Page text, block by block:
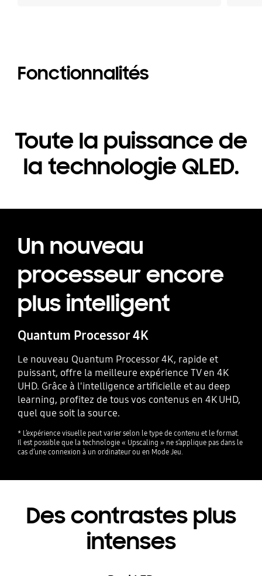
Fonctionnalités
Toute la puissance de
la technologie QLED.
Un nouveau
processeur encore
plus intelligent
Quantum Processor 4K
Le nouveau Quantum Processor 4K, rapide et
puissant, offre la meilleure expérience TV en 4K
UHD. Grâce à l'intelligence artificielle et au deep
learning, profitez de tous vos contenus en 4K UHD,
quel que soit la source.
* L’expérience visuelle peut varier selon le type de contenu et le format.
Il est possible que la technologie « Upscaling » ne s’applique pas dans le
cas d’une connexion à un ordinateur ou en Mode Jeu.
Des contrastes plus
intenses